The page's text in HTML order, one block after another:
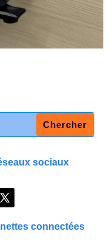
sociaux
connectées